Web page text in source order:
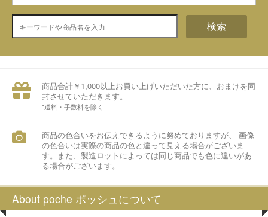
検索
商品合計￥1,000以上お買い上げいただいた方に、おまけを同
封させていただきます。
*送料・手数料を除く
商品の色合いをお伝えできるように努めておりますが、 画像
の色合いは実際の商品の色と違って見える場合がございま
す。また、製造ロットによっては同じ商品でも色に違いがあ
る場合がございます。
About poche ポッシュについて